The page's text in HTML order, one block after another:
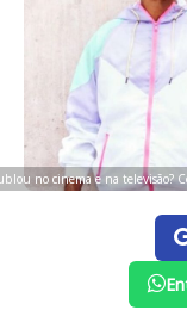
no cinema e na televisão?